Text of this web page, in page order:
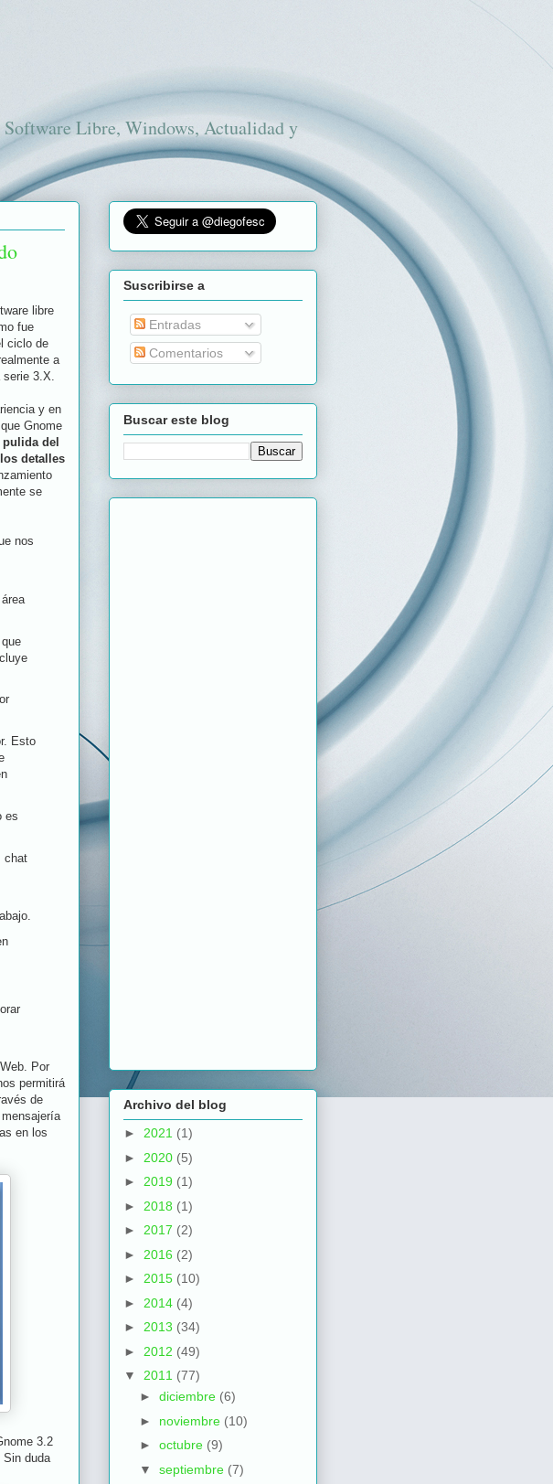
Libre, Windows, Actualidad y
libre
fue
ciclo de
a
serie 3.X.
y en
Gnome
del
detalles
se
nos
Esto
es
chat
Por
permitirá
de
en los
3.2
duda
Suscribirse a
Entradas
Comentarios
Buscar este blog
Archivo del blog
► 2021 (1)
► 2020 (5)
► 2019 (1)
► 2018 (1)
► 2017 (2)
► 2016 (2)
► 2015 (10)
► 2014 (4)
► 2013 (34)
► 2012 (49)
▼ 2011 (77)
► diciembre (6)
► noviembre (10)
► octubre (9)
▼ septiembre (7)